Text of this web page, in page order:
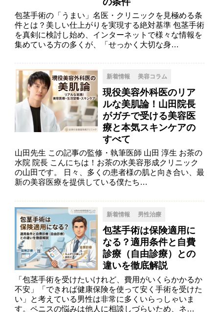
包茎手術の「うまい」名医・クリニックを見極める条
件とは？美しい仕上がりを実現する絶対基準 包茎手術
を真剣に検討し始め、インターネットで様々な情報を
集めている方の多くが、「せっかく大切な身…
新着情報 美容コラム
現役美容外科医のリア
ルな美肌論！山田院長
がガチで受ける美容医
療と本気スキンケアの
すべて
山田先生 この記事の監修・執筆医師 山田 淳生 お茶の
水院 院長 こんにちは！お茶の水美容形成クリニック
の山田です。 日々、多くの患者様の肌と向き合い、最
新の美容医療を提供している僕たち…
新着情報 男性治療
包茎手術は保険適用に
なる？適用条件と自費
診療（自由診療）との
違いを徹底解説
「包茎手術を受けたいけれど、費用がいくらかかるか
不安」「できれば健康保険を使って安く手術を受けた
い」と考えている男性は非常に多くいらっしゃいま
す。ペニスの悩みは他人に相談しづらいため、ネ…